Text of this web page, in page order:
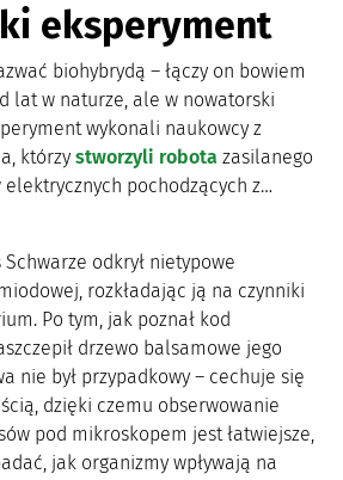
eksperyment
biohybrydą – łączy on bowiem
lat w naturze, ale w nowatorski
wykonali naukowcy z
którzy stworzyli robota zasilanego
elektrycznych pochodzących z…
odkrył nietypowe
rozkładając ją na czynniki
Po tym, jak poznał kod
drzewo balsamowe jego
nie był przypadkowy – cechuje się
dzięki czemu obserwowanie
pod mikroskopem jest łatwiejsze,
jak organizmy wpływają na